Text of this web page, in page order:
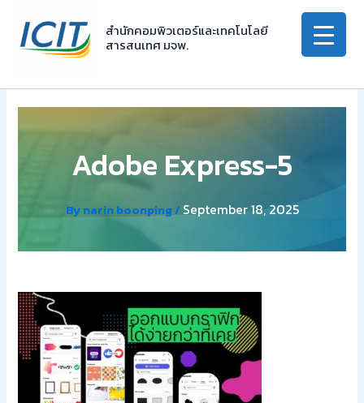
content
สำนักคอมพิวเตอร์และเทคโนโลยี
สารสนเทศ มจพ.
Adobe Express-5
Bynarin boonping/ September 18, 2025